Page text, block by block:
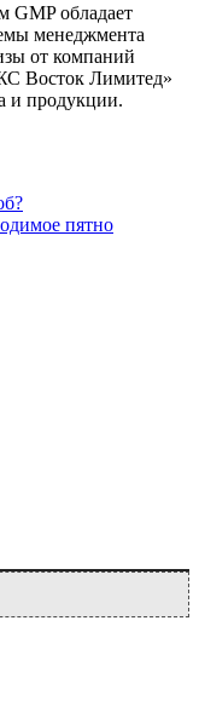
GMP обладает
менеджмента
от компаний
Восток Лимитед»
и продукции.
пятно